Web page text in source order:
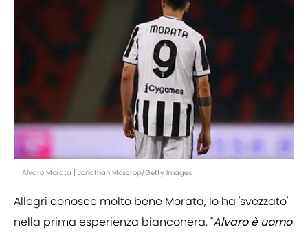
Alvaro Morata | Jonathan Moscrop/Getty Images
Allegri conosce molto bene Morata, lo ha 'svezzato'
nella prima esperienza bianconera. "Alvaro è uomo